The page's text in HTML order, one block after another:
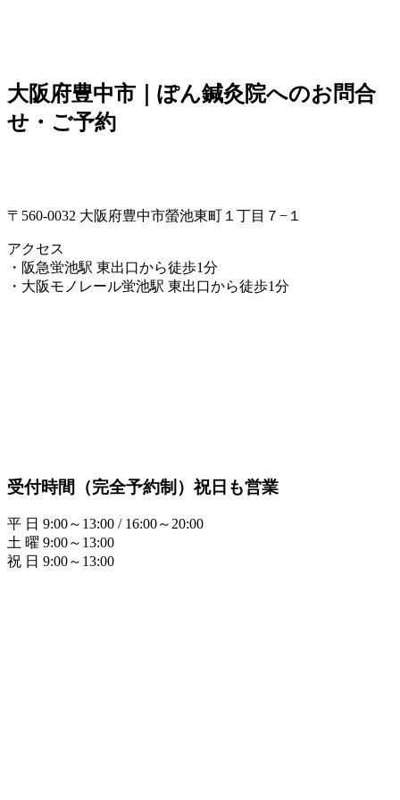
大阪府豊中市｜ぽん鍼灸院へのお問合
せ・ご予約
〒560-0032 大阪府豊中市螢池東町１丁目７−１
アクセス
・阪急蛍池駅 東出口から徒歩1分
・大阪モノレール蛍池駅 東出口から徒歩1分
受付時間（完全予約制）祝日も営業
平 日 9:00～13:00 / 16:00～20:00
土 曜 9:00～13:00
祝 日 9:00～13:00